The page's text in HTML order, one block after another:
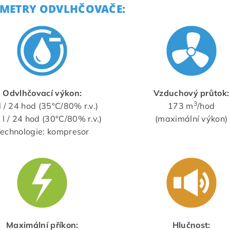
ODVLHČOVAČE:
Odvlhčovací výkon:
/ 24 hod (35°C/80% r.v.)
/ 24 hod (30°C/80% r.v.)
kompresor
Vzduchový průtok:
173 m 3/hod
(maximální výkon)
Maximální příkon: Hlučnost: